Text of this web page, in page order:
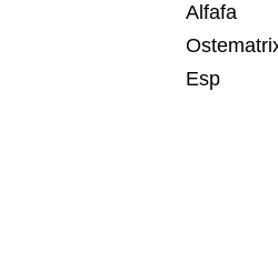
Alfafa
Esp